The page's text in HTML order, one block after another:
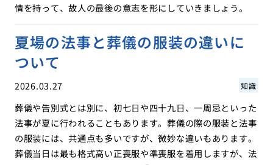
情を持って、故人の最後の意志を形にしていきましょう。
夏場の法事と葬儀の服装の違いに
ついて
2026.03.27 知識
葬儀や告別式とは別に、初七日や四十九日、一周忌といった
法事が夏に行われることもあります。葬儀の際の服装と法事
の服装には、共通点も多いですが、微妙な違いもあります。
葬儀当日は最も格式高い正喪服や準喪服を着用しますが、法